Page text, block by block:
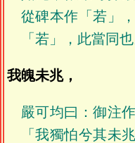
從碑本作「若」
「若」，此當同也
我魄未兆，
嚴可均曰：御注
「我獨怕兮其未